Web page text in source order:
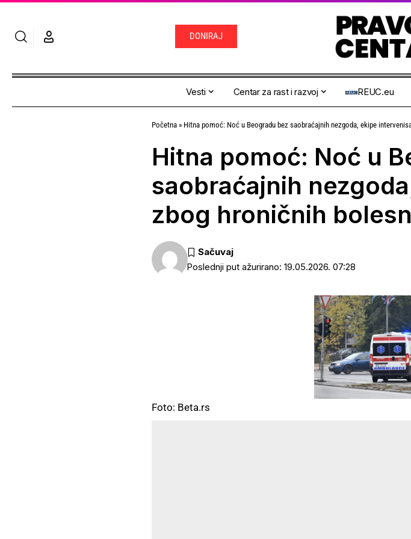
DONIRAJ
Vesti Centar za rast i razvoj REUC.eu
Početna » Hitna pomoć: Noć u Beogradu bez saobraćajnih nezgoda, ekipe
Hitna pomoć: Noć u
saobraćajnih
zbog hroničnih
Poslednji put ažurirano: 19.05.2026. 07:28
Foto: Beta.rs